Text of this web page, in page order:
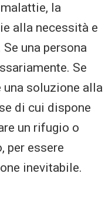
la
alla necessità e
una persona
Se
soluzione alla
di cui dispone
un rifugio o
per essere
inevitabile.